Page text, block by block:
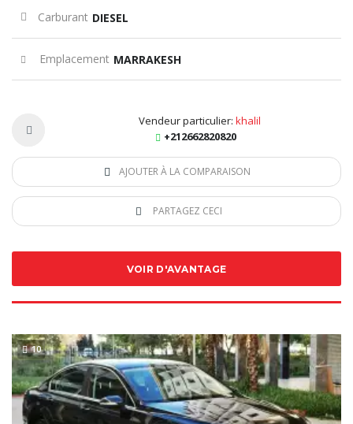
Carburant DIESEL
Emplacement MARRAKESH
Vendeur particulier: khalil
+212662820820
AJOUTER À LA COMPARAISON
PARTAGEZ CECI
VOIR D'AVANTAGE
10 SPECIAL